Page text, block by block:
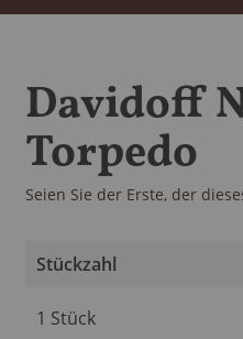
Davidoff
Torpedo
Seien Sie der Erste, der
für
Stückzahl
1 Stück